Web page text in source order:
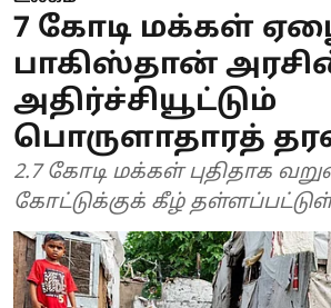
7 கோடி மக்கள்
பாகிஸ்தான்
அதிர்ச்சியூட்டும்
பொருளாதாரத்
2.7 கோடி மக்கள் புதிதாக
கோட்டுக்குக் கீழ்